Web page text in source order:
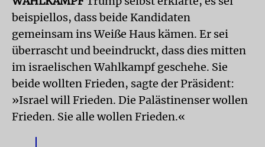
beispiellos, dass beide Kandidaten
gemeinsam ins Weiße Haus kämen. Er sei
überrascht und beeindruckt, dass dies mitten
im israelischen Wahlkampf geschehe. Sie
beide wollten Frieden, sagte der Präsident:
»Israel will Frieden. Die Palästinenser wollen
Frieden. Sie alle wollen Frieden.«